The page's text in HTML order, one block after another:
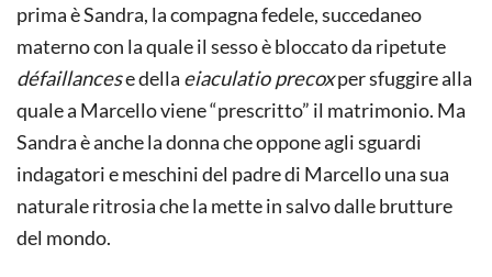
prima è Sandra, la compagna fedele, succedaneo
materno con la quale il sesso è bloccato da ripetute
défaillancese della eiaculatio precoxper sfuggire alla
quale a Marcello viene “prescritto” il matrimonio. Ma
Sandra è anche la donna che oppone agli sguardi
indagatori e meschini del padre di Marcello una sua
naturale ritrosia che la mette in salvo dalle brutture
del mondo.